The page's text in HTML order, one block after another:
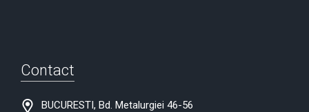
Contact
BUCURESTI, Bd. Metalurgiei 46-56